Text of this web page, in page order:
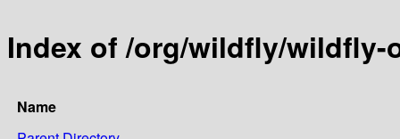
Index of /org/wildfly/wildfly-
Name